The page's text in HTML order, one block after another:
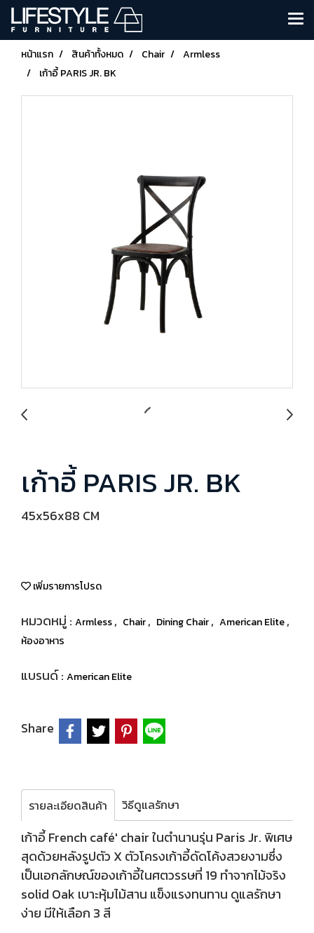
หน้าแรก สินค้าทั้งหมด Chair
Armless
เก้าอี้ PARIS JR. BK
เก้าอี้ PARIS JR. BK
45x56x88 CM
เพิ่มรายการโปรด
หมวดหมู่ : Armless, Chair, Dining Chair, American Elite,
ห้องอาหาร
แบรนด์ : American Elite
Share
รายละเอียดสินค้า วิธีดูแลรักษา
เก้าอี้ French café' chair ในตำนานรุ่น Paris Jr. พิเศษ
สุดด้วยหลังรูปตัว X ตัวโครงเก้าอี้ดัดโค้งสวยงามซึ่ง
เป็นเอกลักษณ์ของเก้าอี้ในศตวรรษที่ 19 ทำจากไม้จริง
solid Oak เบาะหุ้มไม้สาน แข็งแรงทนทาน ดูแลรักษา
ง่าย มีให้เลือก 3 สี